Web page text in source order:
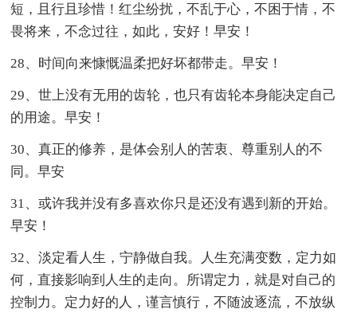
短，且行且珍惜！红尘纷扰，不乱于心，不困于情，不
畏将来，不念过往，如此，安好！早安！
28、时间向来慷慨温柔把好坏都带走。早安！
29、世上没有无用的齿轮，也只有齿轮本身能决定自己
的用途。早安！
30、真正的修养，是体会别人的苦衷、尊重别人的不
同。早安
31、或许我并没有多喜欢你只是还没有遇到新的开始。
早安！
32、淡定看人生，宁静做自我。人生充满变数，定力如
何，直接影响到人生的走向。所谓定力，就是对自己的
控制力。定力好的人，谨言慎行，不随波逐流，不放纵